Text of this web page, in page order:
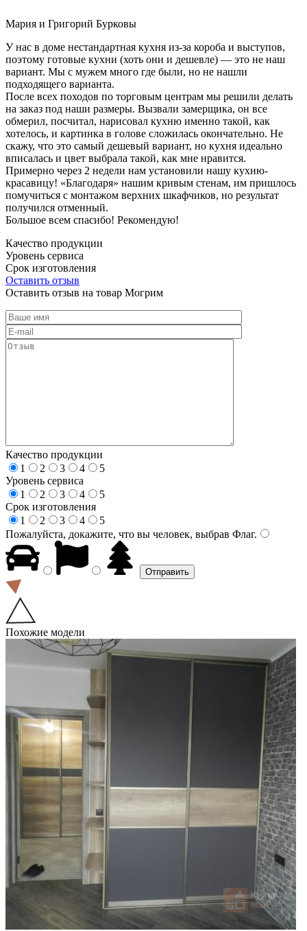
Мария и Григорий Бурковы
У нас в доме нестандартная кухня из-за короба и выступов,
поэтому готовые кухни (хоть они и дешевле) — это не наш
вариант. Мы с мужем много где были, но не нашли
подходящего варианта.
После всех походов по торговым центрам мы решили делать
на заказ под наши размеры. Вызвали замерщика, он все
обмерил, посчитал, нарисовал кухню именно такой, как
хотелось, и картинка в голове сложилась окончательно. Не
скажу, что это самый дешевый вариант, но кухня идеально
вписалась и цвет выбрала такой, как мне нравится.
Примерно через 2 недели нам установили нашу кухню-
красавицу! «Благодаря» нашим кривым стенам, им пришлось
помучиться с монтажом верхних шкафчиков, но результат
получился отменный.
Большое всем спасибо! Рекомендую!
Качество продукции
Уровень сервиса
Срок изготовления
Оставить отзыв
Оставить отзыв на товар Могрим
Качество продукции
1
2 3 4
5
Уровень сервиса
1
2 3 4
5
Срок изготовления
1
2 3 4
5
Пожалуйста, докажите, что вы человек, выбрав Флаг.
Похожие модели